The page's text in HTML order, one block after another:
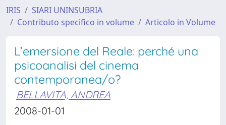
IRIS
SIARI UNINSUBRIA
Contributo specifico in volume
Articolo in Volume
L’emersione del Reale: perché una
psicoanalisi del cinema
contemporanea/o?
BELLAVITA, ANDREA
2008-01-01